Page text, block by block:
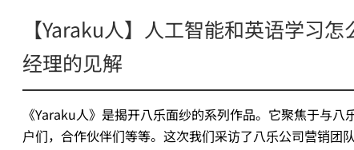
【Yaraku人】人工智能和英语学习
经理的见解
《Yaraku人》是揭开八乐面纱的系列作品。它聚焦于与
户们，合作伙伴们等等。这次我们采访了八乐公司营销团